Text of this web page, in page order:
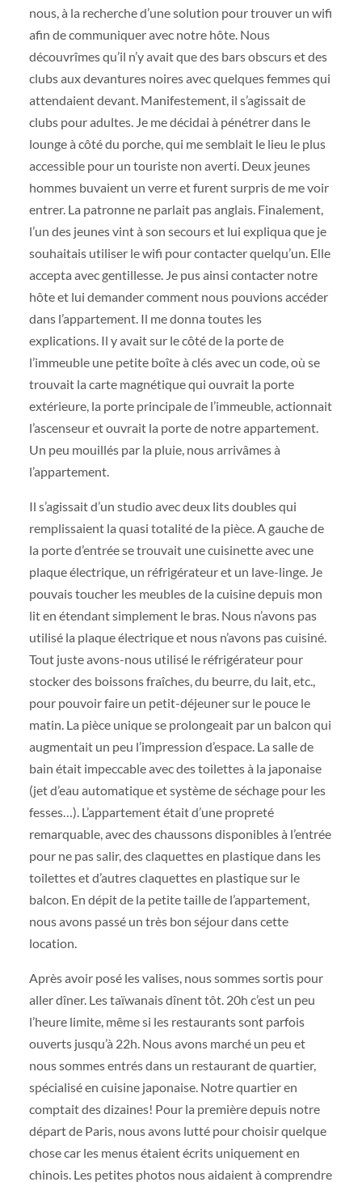
nous, à la recherche d’une solution pour trouver un wifi
afin de communiquer avec notre hôte. Nous
découvrîmes qu’il n’y avait que des bars obscurs et des
clubs aux devantures noires avec quelques femmes qui
attendaient devant. Manifestement, il s’agissait de
clubs pour adultes. Je me décidai à pénétrer dans le
lounge à côté du porche, qui me semblait le lieu le plus
accessible pour un touriste non averti. Deux jeunes
hommes buvaient un verre et furent surpris de me voir
entrer. La patronne ne parlait pas anglais. Finalement,
l’un des jeunes vint à son secours et lui expliqua que je
souhaitais utiliser le wifi pour contacter quelqu’un. Elle
accepta avec gentillesse. Je pus ainsi contacter notre
hôte et lui demander comment nous pouvions accéder
dans l’appartement. Il me donna toutes les
explications. Il y avait sur le côté de la porte de
l’immeuble une petite boîte à clés avec un code, où se
trouvait la carte magnétique qui ouvrait la porte
extérieure, la porte principale de l’immeuble, actionnait
l’ascenseur et ouvrait la porte de notre appartement.
Un peu mouillés par la pluie, nous arrivâmes à
l’appartement.
Il s’agissait d’un studio avec deux lits doubles qui
remplissaient la quasi totalité de la pièce. A gauche de
la porte d’entrée se trouvait une cuisinette avec une
plaque électrique, un réfrigérateur et un lave-linge. Je
pouvais toucher les meubles de la cuisine depuis mon
lit en étendant simplement le bras. Nous n’avons pas
utilisé la plaque électrique et nous n’avons pas cuisiné.
Tout juste avons-nous utilisé le réfrigérateur pour
stocker des boissons fraîches, du beurre, du lait, etc.,
pour pouvoir faire un petit-déjeuner sur le pouce le
matin. La pièce unique se prolongeait par un balcon qui
augmentait un peu l’impression d’espace. La salle de
bain était impeccable avec des toilettes à la japonaise
(jet d’eau automatique et système de séchage pour les
fesses…). L’appartement était d’une propreté
remarquable, avec des chaussons disponibles à l’entrée
pour ne pas salir, des claquettes en plastique dans les
toilettes et d’autres claquettes en plastique sur le
balcon. En dépit de la petite taille de l’appartement,
nous avons passé un très bon séjour dans cette
location.
Après avoir posé les valises, nous sommes sortis pour
aller dîner. Les taïwanais dînent tôt. 20h c’est un peu
l’heure limite, même si les restaurants sont parfois
ouverts jusqu’à 22h. Nous avons marché un peu et
nous sommes entrés dans un restaurant de quartier,
spécialisé en cuisine japonaise. Notre quartier en
comptait des dizaines! Pour la première depuis notre
départ de Paris, nous avons lutté pour choisir quelque
chose car les menus étaient écrits uniquement en
chinois. Les petites photos nous aidaient à comprendre